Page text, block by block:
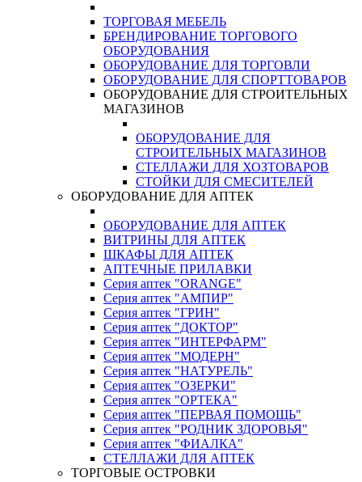
ТОРГОВАЯ МЕБЕЛЬ
БРЕНДИРОВАНИЕ ТОРГОВОГО
ОБОРУДОВАНИЯ
ОБОРУДОВАНИЕ ДЛЯ ТОРГОВЛИ
ОБОРУДОВАНИЕ ДЛЯ СПОРТТОВАРОВ
ОБОРУДОВАНИЕ ДЛЯ СТРОИТЕЛЬНЫХ
МАГАЗИНОВ
ОБОРУДОВАНИЕ ДЛЯ
СТРОИТЕЛЬНЫХ МАГАЗИНОВ
СТЕЛЛАЖИ ДЛЯ ХОЗТОВАРОВ
СТОЙКИ ДЛЯ СМЕСИТЕЛЕЙ
ОБОРУДОВАНИЕ ДЛЯ АПТЕК
ОБОРУДОВАНИЕ ДЛЯ АПТЕК
ВИТРИНЫ ДЛЯ АПТЕК
ШКАФЫ ДЛЯ АПТЕК
АПТЕЧНЫЕ ПРИЛАВКИ
Серия аптек "ORANGE"
Серия аптек "АМПИР"
Серия аптек "ГРИН"
Серия аптек "ДОКТОР"
Серия аптек "ИНТЕРФАРМ"
Серия аптек "МОДЕРН"
Серия аптек "НАТУРЕЛЬ"
Серия аптек "ОЗЕРКИ"
Серия аптек "ОРТЕКА"
Серия аптек "ПЕРВАЯ ПОМОЩЬ"
Серия аптек "РОДНИК ЗДОРОВЬЯ"
Серия аптек "ФИАЛКА"
СТЕЛЛАЖИ ДЛЯ АПТЕК
ТОРГОВЫЕ ОСТРОВКИ